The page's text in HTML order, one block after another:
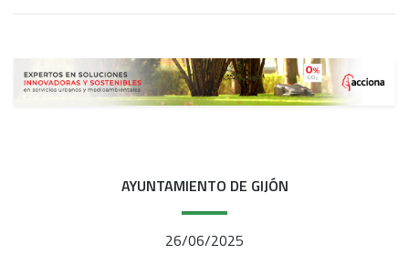
AYUNTAMIENTO DE GIJÓN
26/06/2025